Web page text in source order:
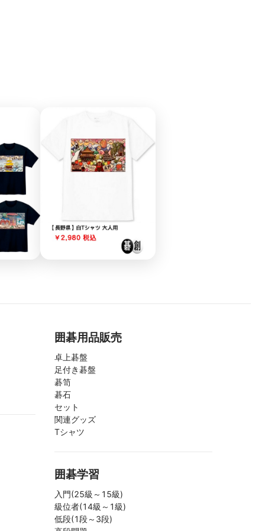
囲碁用品販売
卓上碁盤
足付き碁盤
碁笥
碁石
セット
関連グッズ
Tシャツ
囲碁学習
入門(25級～15級)
級位者(14級～1級)
低段(1段～3段)